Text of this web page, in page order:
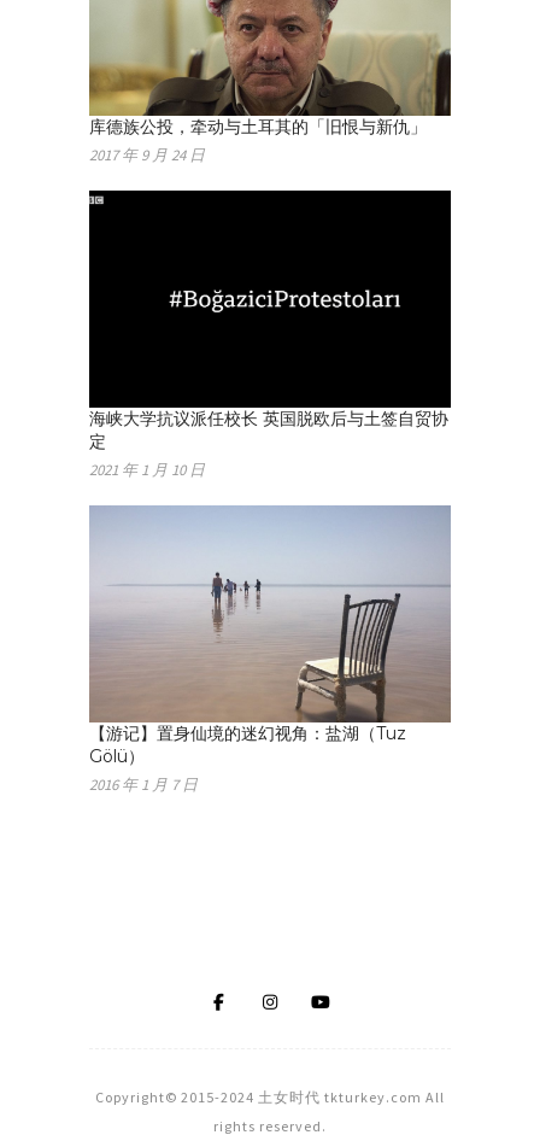
库德族公投，牵动与土耳其的「旧恨与新仇」
2017 年 9 月 24 日
海峡大学抗议派任校长 英国脱欧后与土签自贸协
定
2021 年 1 月 10 日
【游记】置身仙境的迷幻视角：盐湖（Tuz
Gölü）
2016 年 1 月 7 日
Copyright© 2015-2024 土女时代 tkturkey.com All
rights reserved.